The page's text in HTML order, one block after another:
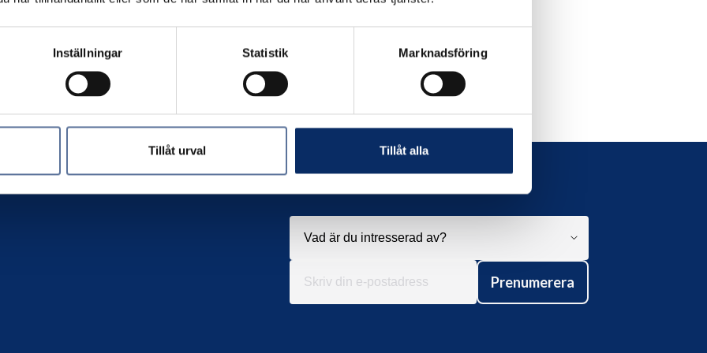
Inställningar Statistik Marknadsföring
Tillåt urval Tillåt alla
Prenumerera